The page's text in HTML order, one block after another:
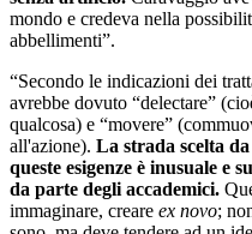
mondo e credeva nella
abbellimenti”.
“Secondo le indicazioni dei
avrebbe dovuto “delectare”
qualcosa) e “movere”
all'azione). La strada scelta
queste esigenze è inusuale e
da parte degli accademici.
immaginare, creare ex novo;